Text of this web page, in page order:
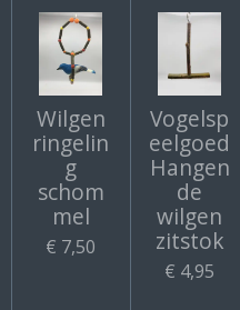
Wilgen
ringelin
g
schom
mel
€ 7,50
Vogelsp
eelgoed
Hangen
de
wilgen
zitstok
€ 4,95